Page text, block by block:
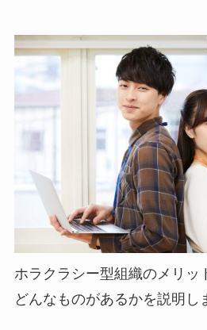
ホラクラシー型組織のメリッ
どんなものがあるかを説明し